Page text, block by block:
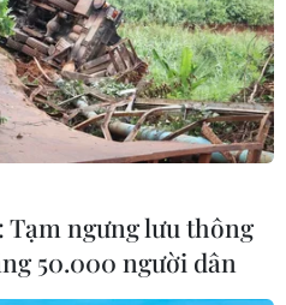
Tạm ngưng lưu thông
50.000 người dân